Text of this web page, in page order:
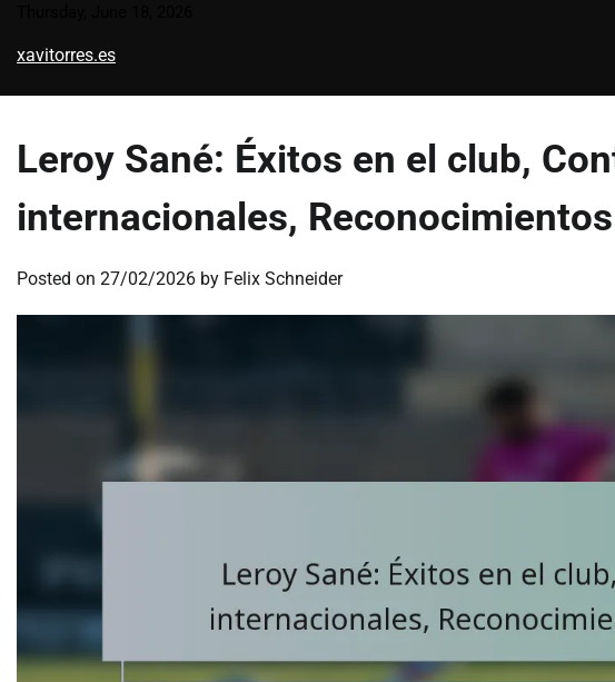
content
xavitorres.es
Leroy Sané: Éxitos en el club,
internacionales,
Posted on 27/02/2026 by Felix Schneider